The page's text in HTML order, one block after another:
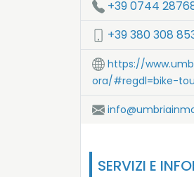
+39 0744
+39 380 308
https://
ora/#regdl=bike-
SERVIZI E